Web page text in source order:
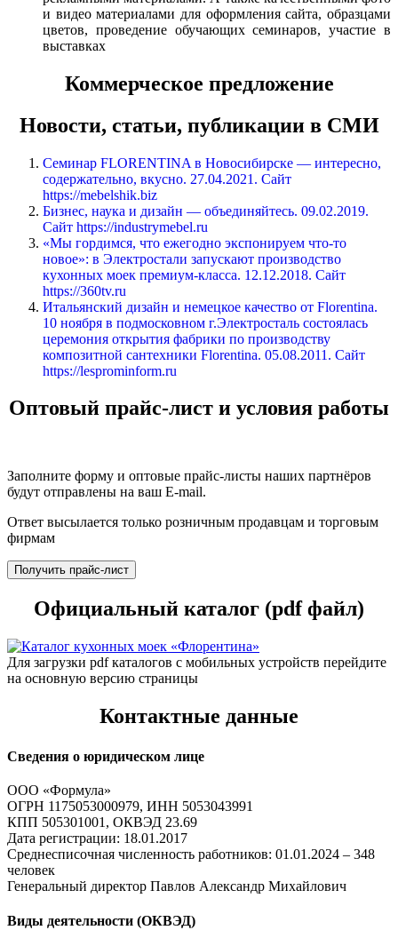
и видео материалами для оформления сайта, образцами
цветов, проведение обучающих семинаров, участие в
выставках
Коммерческое предложение
Новости, статьи, публикации в СМИ
Семинар FLORENTINA в Новосибирске — интересно,
содержательно, вкусно. 27.04.2021. Сайт
https://mebelshik.biz
Бизнес, наука и дизайн — объединяйтесь. 09.02.2019.
Сайт https://industrymebel.ru
«Мы гордимся, что ежегодно экспонируем что‐то
новое»: в Электростали запускают производство
кухонных моек премиум‐класса. 12.12.2018. Сайт
https://360tv.ru
Итальянский дизайн и немецкое качество от Florentina.
10 ноября в подмосковном г.Электросталь состоялась
церемония открытия фабрики по производству
композитной сантехники Florentina. 05.08.2011. Сайт
https://lesprominform.ru
Оптовый прайс-лист и условия работы
Заполните форму и оптовые прайс-листы наших партнёров
будут отправлены на ваш E-mail.
Ответ высылается только розничным продавцам и торговым
фирмам
Получить прайс-лист
Официальный каталог (pdf файл)
Для загрузки pdf каталогов с мобильных устройств перейдите
на основную версию страницы
Контактные данные
Сведения о юридическом лице
ООО «Формула»
ОГРН 1175053000979, ИНН 5053043991
КПП 505301001, ОКВЭД 23.69
Дата регистрации: 18.01.2017
Среднесписочная численность работников: 01.01.2024 – 348
человек
Генеральный директор Павлов Александр Михайлович
Виды деятельности (ОКВЭД)